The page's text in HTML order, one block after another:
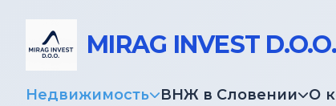
MIRAG INVEST D.O.O.
Недвижимость ВНЖ в Словении О